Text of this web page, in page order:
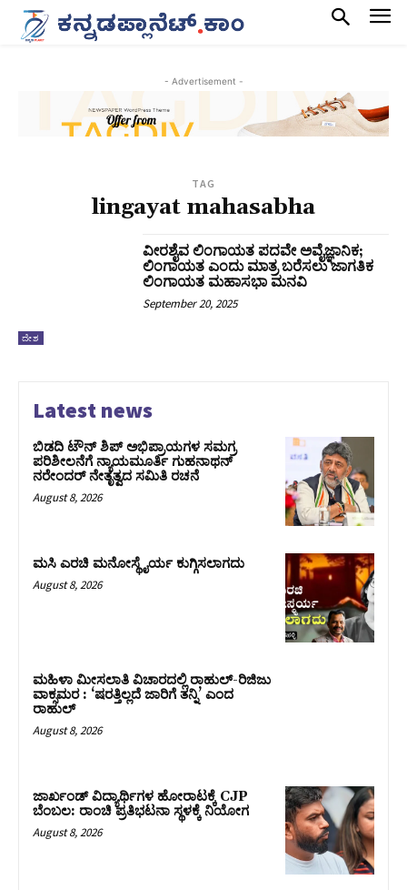
- Advertisement -
TAG
lingayat mahasabha
ದೇಶ
ವೀರಶೈವ ಲಿಂಗಾಯತ ಪದವೇ ಅವೈಜ್ಞಾನಿಕ;
ಲಿಂಗಾಯತ ಎಂದು ಮಾತ್ರ ಬರೆಸಲು ಜಾಗತಿಕ
ಲಿಂಗಾಯತ ಮಹಾಸಭಾ ಮನವಿ
September 20, 2025
Latest news
ಬಿಡದಿ ಟೌನ್ ಶಿಪ್ ಅಭಿಪ್ರಾಯಗಳ ಸಮಗ್ರ
ಪರಿಶೀಲನೆಗೆ ನ್ಯಾಯಮೂರ್ತಿ ಗುಹನಾಥನ್
ನರೇಂದರ್ ನೇತೃತ್ವದ ಸಮಿತಿ ರಚನೆ
August 8, 2026
ಮಸಿ ಎರಚಿ ಮನೋಸ್ಥೈರ್ಯ ಕುಗ್ಗಿಸಲಾಗದು
August 8, 2026
ಮಹಿಳಾ ಮೀಸಲಾತಿ ವಿಚಾರದಲ್ಲಿ ರಾಹುಲ್‌-ರಿಜಿಜು
ವಾಕ್ಸಮರ : ‘ಷರತ್ತಿಲ್ಲದೆ ಜಾರಿಗೆ ತನ್ನಿ’ ಎಂದ
ರಾಹುಲ್‌
August 8, 2026
ಜಾರ್ಖಂಡ್‌ ವಿದ್ಯಾರ್ಥಿಗಳ ಹೋರಾಟಕ್ಕೆ CJP
ಬೆಂಬಲ: ರಾಂಚಿ ಪ್ರತಿಭಟನಾ ಸ್ಥಳಕ್ಕೆ ನಿಯೋಗ
August 8, 2026